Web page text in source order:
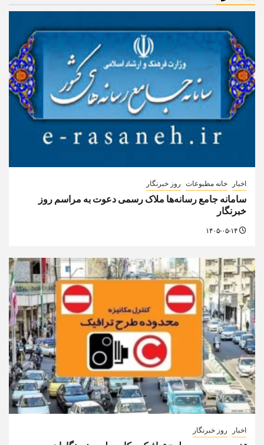
اخبار خانه مطبوعات روز خبرنگار
سامانه جامع رسانه‌ها ملاک رسمی دعوت به مراسم روز
خبرنگار
اخبار روز خبرنگار